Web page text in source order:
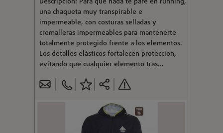
una chaqueta muy transpirable e
impermeable, con costuras selladas y
cremalleras impermeables para mantenerte
totalmente protegido frente a los elementos.
Los detalles elásticos fortalecen proteccion,
evitando que cualquier elemento tras...